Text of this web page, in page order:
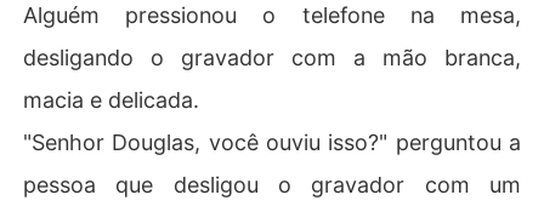
Alguém pressionou o telefone na mesa,
desligando o gravador com a mão branca,
macia e delicada.
"Senhor Douglas, você ouviu isso?" perguntou a
pessoa que desligou o gravador com um